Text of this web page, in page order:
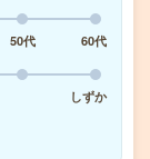
50代
60代
しずか